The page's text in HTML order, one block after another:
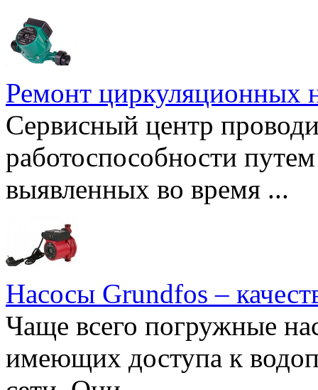
Ремонт циркуляционных
Сервисный центр
работоспособности
выявленных во время ...
Насосы Grundfos –
Чаще всего погружные
имеющих доступа к